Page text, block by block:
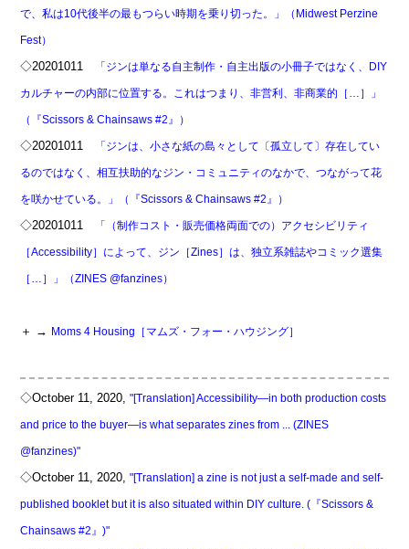
で、私は10代後半の最もつらい時期を乗り切った。」（Midwest Perzine
Fest）
◇20201011 「ジンは単なる自主制作・自主出版の小冊子ではなく、DIY
カルチャーの内部に位置する。これはつまり、非営利、非商業的［…］」
（『Scissors & Chainsaws #2』）
◇20201011 「ジンは、小さな紙の島々として〔孤立して〕存在してい
るのではなく、相互扶助的なジン・コミュニティのなかで、つながって花
を咲かせている。」（『Scissors & Chainsaws #2』）
◇20201011 「（制作コスト・販売価格両面での）アクセシビリティ
［Accessibility］によって、ジン［Zines］は、独立系雑誌やコミック選集
［…］」（ZINES @fanzines）
＋ → Moms 4 Housing［マムズ・フォー・ハウジング］
◇October 11, 2020,"[Translation] Accessibility―in both production costs
and price to the buyer―is what separates zines from ... (ZINES
@fanzines)"
◇October 11, 2020,"[Translation] a zine is not just a self-made and self-
published booklet but it is also situated within DIY culture. (『Scissors &
Chainsaws #2』)"